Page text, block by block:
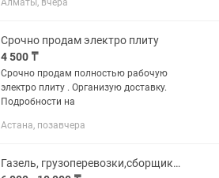
ЗАЩИТА от ДЕТЕЙ Газ не пропускает
Бу в...
Алматы, вчера
Срочно продам электро плиту
4 500 ₸
Срочно продам полностью рабочую
электро плиту . Организую доставку.
Подробности на
Астана, позавчера
Газель, грузоперевозки,сборщики мебели